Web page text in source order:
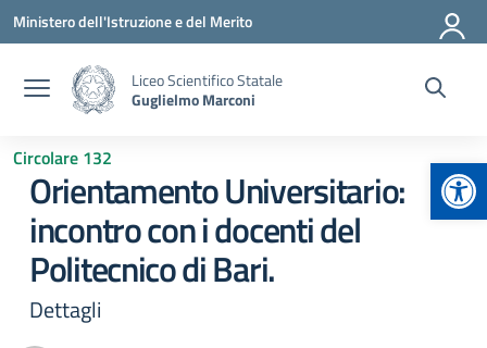
Vai ai contenuti
Vai al menu di navigazione
Vai al footer
Ministero dell'Istruzione e del Merito
Liceo Scientifico Statale
Guglielmo Marconi
Circolare 132
Orientamento Universitario:
incontro con i docenti del
Politecnico di Bari.
Dettagli